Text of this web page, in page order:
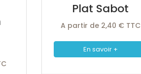
Plat Sabot
A partir de 2,40 € TTC
En savoir +